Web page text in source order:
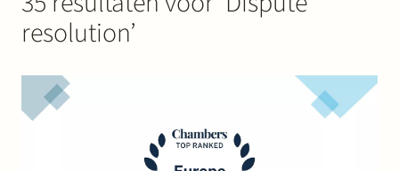
resolution’
Werken bij Stek